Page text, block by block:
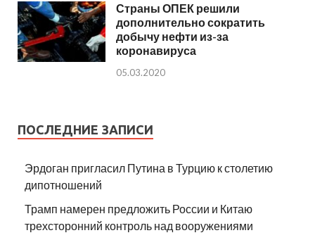
Страны ОПЕК решили
дополнительно сократить
добычу нефти из-за
коронавируса
05.03.2020
ПОСЛЕДНИЕ ЗАПИСИ
Эрдоган пригласил Путина в Турцию к столетию
дипотношений
Трамп намерен предложить России и Китаю
трехсторонний контроль над вооружениями